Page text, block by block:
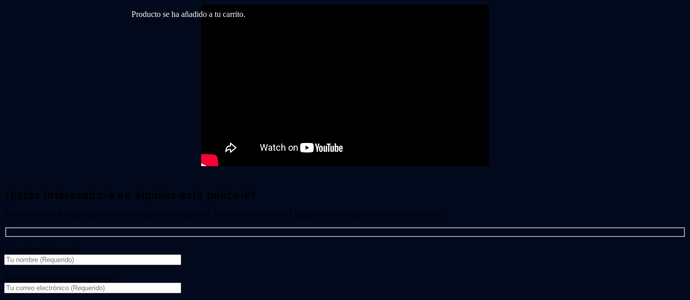
Producto se ha añadido a tu carrito.
¿Estas interesado/a en alquilar esta película?
Si quieres saber si la película que deseas alquilar está disponible, por favor, contáctanos. Luego, podrás recogerla en nuestra tienda física.
Tu nombre (Requerido)
Tu correo electrónico (Requerido)